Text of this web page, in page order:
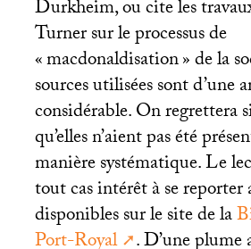
Durkheim, ou cite les
Turner sur le processus de
«macdonaldisation» de la
sources utilisées sont d’une
considérable. On regrettera
qu’elles n’aient pas été
manière systématique. Le
tout cas intérêt à se reporter
disponibles sur le site de la
Port-Royal
. D’une plume